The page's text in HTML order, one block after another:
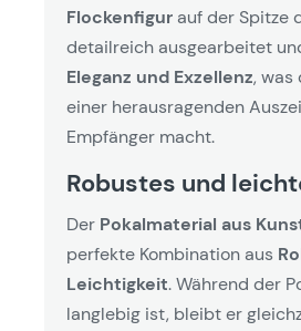
Flockenfigurauf der Spitze
detailreich ausgearbeitet
Eleganz und Exzellenz, was
einer herausragenden
Empfänger macht.
Robustes und
Der Pokalmaterial aus
perfekte Kombination aus
Leichtigkeit. Während der
langlebig ist, bleibt er